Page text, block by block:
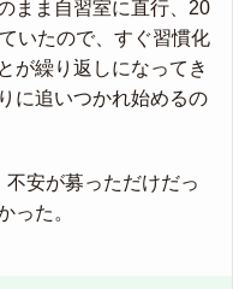
まま自習室に直行、20
いたので、すぐ習慣化
が繰り返しになってき
に追いつかれ始めるの
安が募っただけだっ
った。